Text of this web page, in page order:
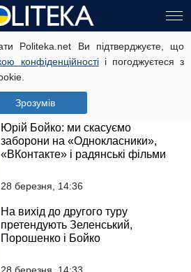
Politeka.net Ви підтверджуєте, що
конфіденційностіі погоджуєтеся з
Зрозумів
Євген Червоненко: Я аплодую
Бойку за переговори в Москві
28 березня, 18:54
Юрій Бойко: ми скасуємо
заборони на «Однокласники»,
«ВКонтакте» і радянські фільми
28 березня, 14:36
На вихід до другого туру
претендують Зеленський,
Порошенко і Бойко